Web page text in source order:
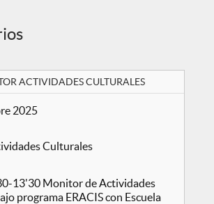
ACTIVIDADES CULTURALES
2025
Culturales
13'30 Monitor de Actividades
programa ERACIS con Escuela